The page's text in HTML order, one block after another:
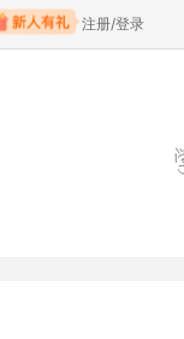
注册/登录